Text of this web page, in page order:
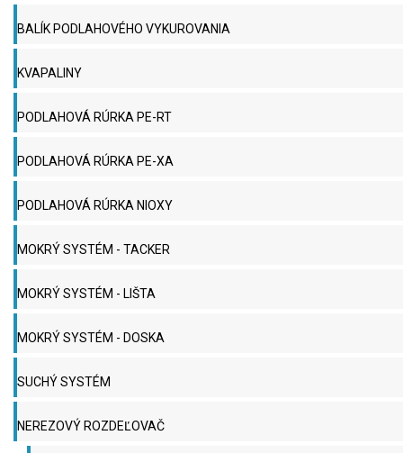
BALÍK PODLAHOVÉHO VYKUROVANIA
KVAPALINY
PODLAHOVÁ RÚRKA PE-RT
PODLAHOVÁ RÚRKA PE-XA
PODLAHOVÁ RÚRKA NIOXY
MOKRÝ SYSTÉM - TACKER
MOKRÝ SYSTÉM - LIŠTA
MOKRÝ SYSTÉM - DOSKA
SUCHÝ SYSTÉM
NEREZOVÝ ROZDEĽOVAČ